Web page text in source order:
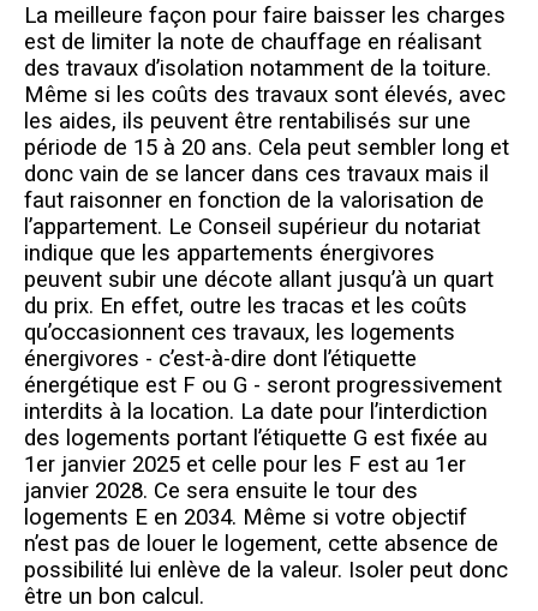
La meilleure façon pour faire baisser les charges
est de limiter la note de chauffage en réalisant
des travaux d’isolation notamment de la toiture.
Même si les coûts des travaux sont élevés, avec
les aides, ils peuvent être rentabilisés sur une
période de 15 à 20 ans. Cela peut sembler long et
donc vain de se lancer dans ces travaux mais il
faut raisonner en fonction de la valorisation de
l’appartement. Le Conseil supérieur du notariat
indique que les appartements énergivores
peuvent subir une décote allant jusqu’à un quart
du prix. En effet, outre les tracas et les coûts
qu’occasionnent ces travaux, les logements
énergivores - c’est-à-dire dont l’étiquette
énergétique est F ou G - seront progressivement
interdits à la location. La date pour l’interdiction
des logements portant l’étiquette G est fixée au
1er janvier 2025 et celle pour les F est au 1er
janvier 2028. Ce sera ensuite le tour des
logements E en 2034. Même si votre objectif
n’est pas de louer le logement, cette absence de
possibilité lui enlève de la valeur. Isoler peut donc
être un bon calcul.